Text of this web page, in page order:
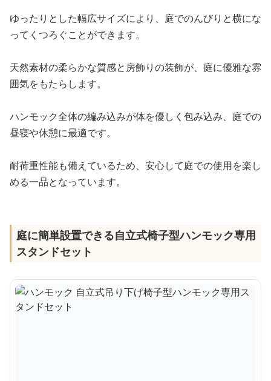
ゆったりとした幅広サイズにより、庭でのんびりと横にな
ってくつろぐことができます。
天然素材の柔らかな質感と房飾りの装飾が、庭に優雅な雰
囲気をもたらします。
ハンモック全体の編み込みが体を優しく包み込み、庭での
昼寝や休憩に最適です。
耐荷重性能も備えているため、安心して庭での使用を楽し
める一品となっています。
庭に簡単設置できる自立式椅子型ハンモック専用
スタンドセット